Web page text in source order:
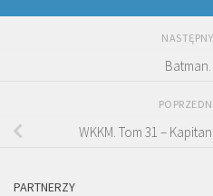
WKKM. Tom 31 –
PARTNERZY